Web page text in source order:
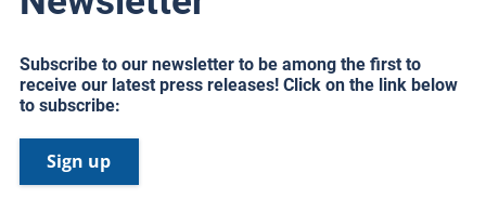
Subscribe to our newsletter to be among the first to
receive our latest press releases! Click on the link below
to subscribe:
Sign up